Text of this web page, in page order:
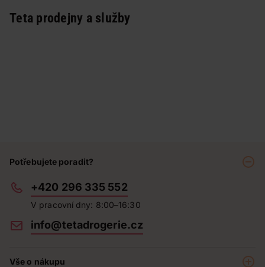
Teta prodejny a služby
Potřebujete poradit?
+420 296 335 552
V pracovní dny: 8:00–16:30
info@tetadrogerie.cz
Vše o nákupu